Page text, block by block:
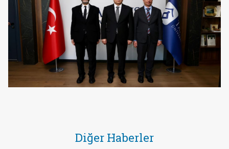
Diğer Haberler